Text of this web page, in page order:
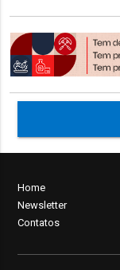
Home
Newsletter
Contatos